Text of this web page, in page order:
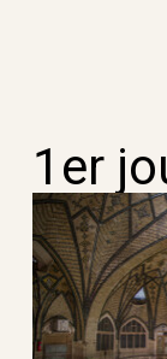
1er